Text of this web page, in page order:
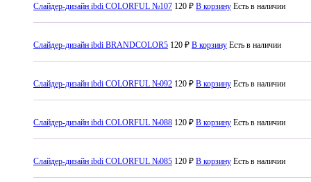
Слайдер-дизайн ibdi COLORFUL №107 120 ₽ В корзину Есть в наличии
Слайдер-дизайн ibdi BRANDCOLOR5 120 ₽ В корзину Есть в наличии
Слайдер-дизайн ibdi COLORFUL №092 120 ₽ В корзину Есть в наличии
Слайдер-дизайн ibdi COLORFUL №088 120 ₽ В корзину Есть в наличии
Слайдер-дизайн ibdi COLORFUL №085 120 ₽ В корзину Есть в наличии